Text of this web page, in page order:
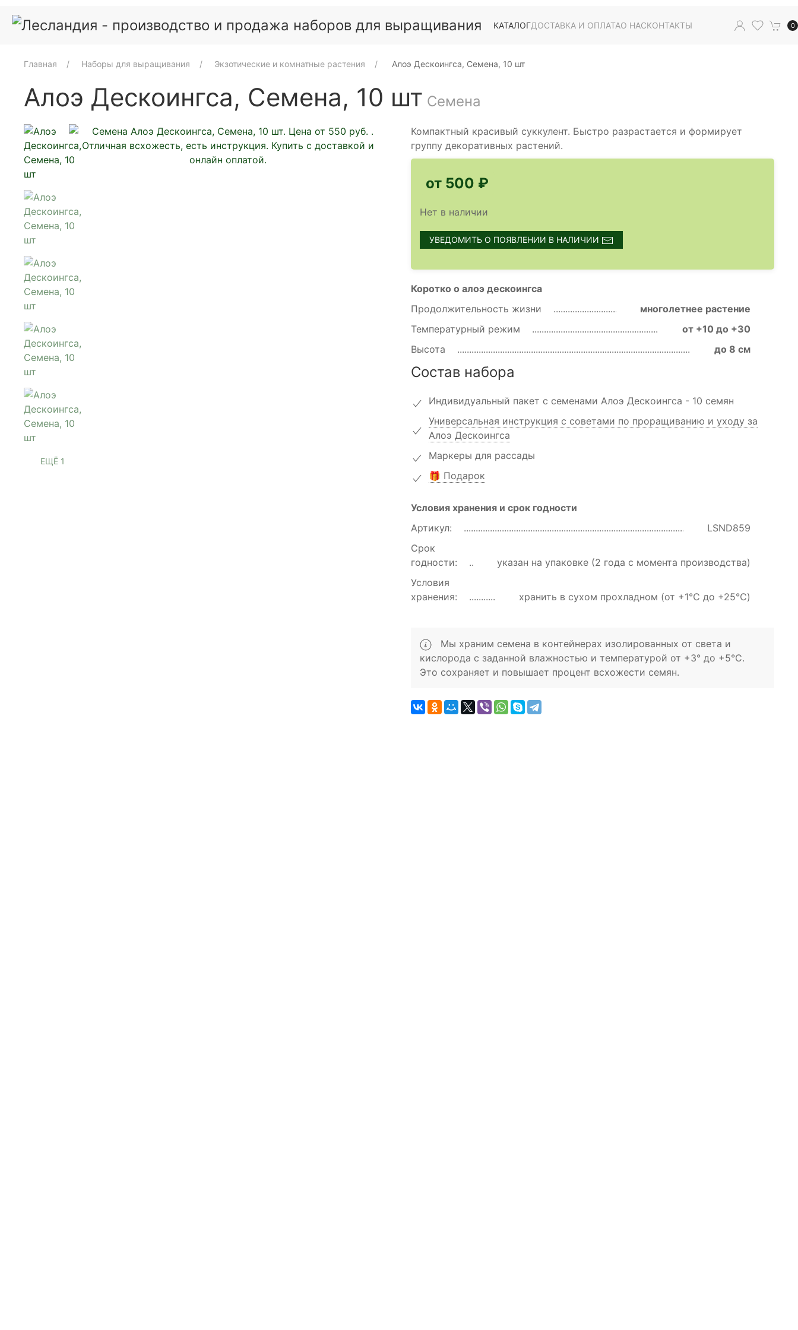
КАТАЛОГДОСТАВКА И ОПЛАТАО НАСКОНТАКТЫ 0
Главная Наборы для выращивания Экзотические и комнатные растения Алоэ Дескоингса, Семена, 10 шт
Алоэ Дескоингса, Семена, 10 шт Семена
ЕЩЁ 1
Компактный красивый суккулент. Быстро разрастается и формирует
группу декоративных растений.
от 500 ₽
Нет в наличии
УВЕДОМИТЬ О ПОЯВЛЕНИИ В НАЛИЧИИ
Коротко о алоэ дескоингса
Продолжительность жизни
многолетнее растение
Температурный режим
от +10 до +30
Высота
до 8 см
Состав набора
Индивидуальный пакет с семенами Алоэ Дескоингса - 10 семян
Универсальная инструкция с советами по проращиванию и уходу за
Алоэ Дескоингса
Маркеры для рассады
🎁 Подарок
Условия хранения и срок годности
Артикул:
LSND859
Срок
годности:
указан на упаковке (2 года с момента производства)
Условия
хранения:
хранить в сухом прохладном (от +1℃ до +25℃)
Мы храним семена в контейнерах изолированных от света и
кислорода с заданной влажностью и температурой от +3° до +5°C.
Это сохраняет и повышает процент всхожести семян.